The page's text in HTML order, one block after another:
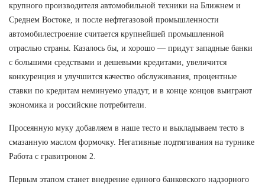
крупного производителя автомобильной техники на Ближнем и
Среднем Востоке, и после нефтегазовой промышленности
автомобилестроение считается крупнейшей промышленной
отраслью страны. Казалось бы, и хорошо — придут западные банки
с большими средствами и дешевыми кредитами, увеличится
конкуренция и улучшится качество обслуживания, процентные
ставки по кредитам неминуемо упадут, и в конце концов выиграют
экономика и российские потребители.
Просеянную муку добавляем в наше тесто и выкладываем тесто в
смазанную маслом формочку. Негативные подтягивания на турнике
Работа с гравитроном 2.
Первым этапом станет внедрение единого банковского надзорного